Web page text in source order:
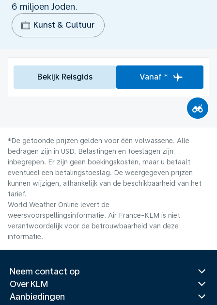
6 miljoen Joden.
Kunst & Cultuur
Bekijk Reisgids Vanaf *
*De getoonde prijzen gelden voor één volwassene. Alle
bedragen zijn in USD. Belastingen en toeslagen zijn
inbegrepen. Er zijn geen boekingskosten, maar u betaalt
eventueel een betalingstoeslag. De weergegeven prijzen
kunnen wijzigen, afhankelijk van de beschikbaarheid van het
tarief.
World Weather Online levert de
weersvoorspellingsinformatie. Air France-KLM is niet
verantwoordelijk voor de betrouwbaarheid van deze
informatie.
Neem contact op
Over KLM
Aanbiedingen